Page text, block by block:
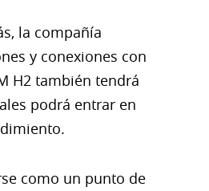
la compañía
y conexiones con
H2 también tendrá
podrá entrar en
como un punto de